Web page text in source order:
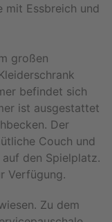
mit Essbreich und
großen
befindet sich
ist ausgestattet
Der
Couch und
den Spielplatz.
Verfügung.
Zu dem